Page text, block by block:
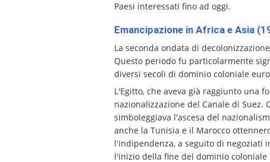
Paesi interessati fino ad oggi.
Emancipazione in Africa e Asia
La seconda ondata di
Questo periodo fu particolarmente
diversi secoli di dominio coloniale
L'Egitto, che aveva già raggiunto una
nazionalizzazione del Canale di
simboleggiava l'ascesa del
anche la Tunisia e il Marocco
l'indipendenza, a seguito di negoziati
l'inizio della fine del dominio